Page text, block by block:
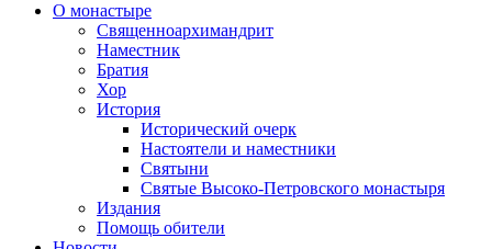
О монастыре
Священноархимандрит
Наместник
Братия
Хор
История
Исторический очерк
Настоятели и наместники
Святыни
Святые Высоко-Петровского монастыря
Издания
Помощь обители